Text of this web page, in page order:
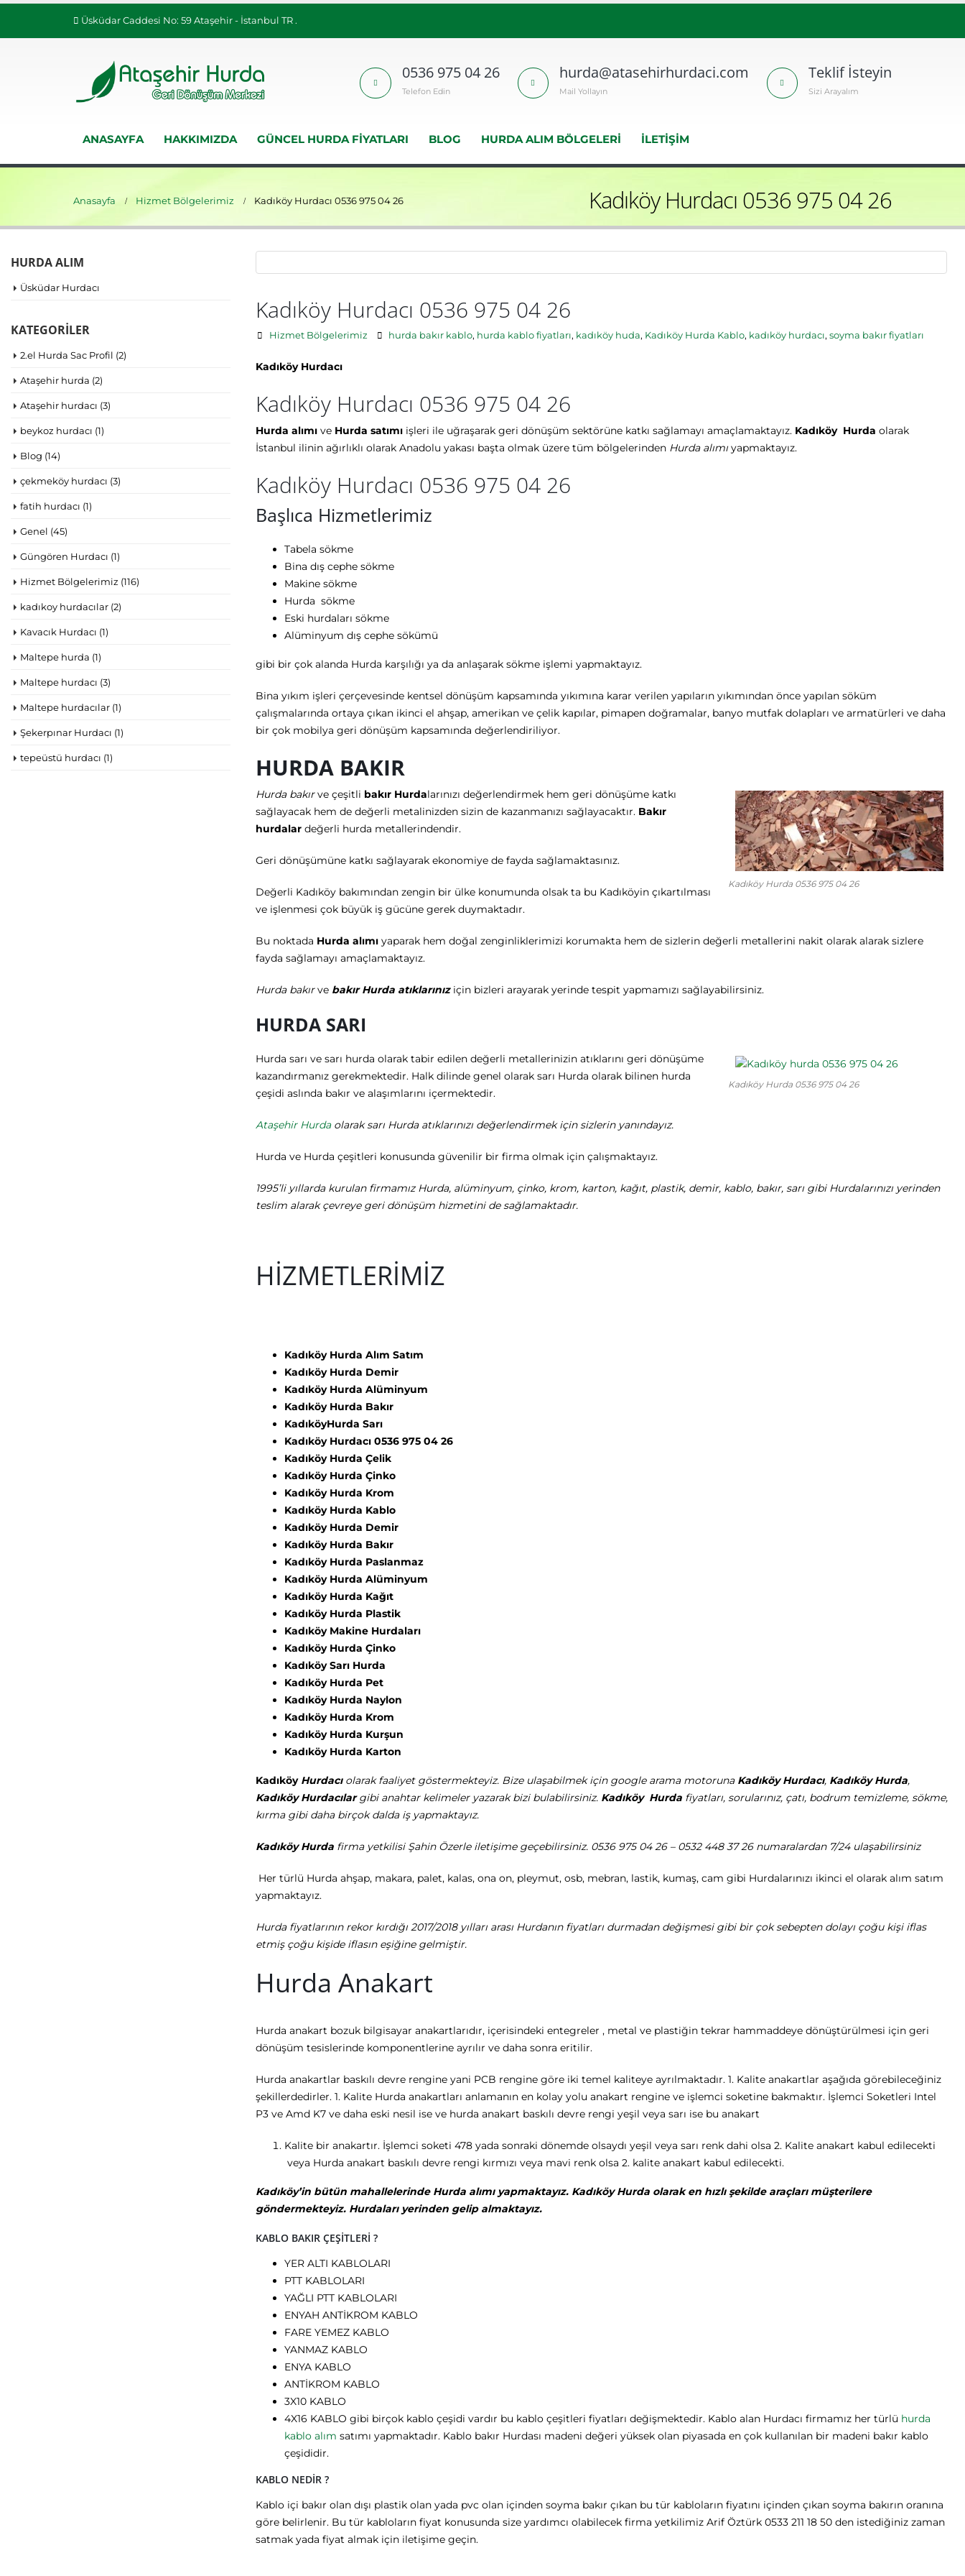
Üsküdar Caddesi No: 59 Ataşehir - İstanbul TR .
0536 975 04 26
Telefon Edin
hurda@atasehirhurdaci.com
Mail Yollayın
Teklif İsteyin
Sizi Arayalım
ANASAYFA HAKKIMIZDA GÜNCEL HURDA FIYATLARI BLOG HURDA ALIM BÖLGELERI İLETİŞİM
Kadıköy Hurdacı 0536 975 04 26
Anasayfa Hizmet Bölgelerimiz Kadıköy Hurdacı 0536 975 04 26
Kadıköy Hurdacı 0536 975 04 26
Hizmet Bölgelerimiz hurda bakır kablo, hurda kablo fiyatları, kadıköy huda, Kadıköy Hurda Kablo, kadıköy hurdacı,soyma bakır fiyatları
Kadıköy Hurdacı
Kadıköy Hurdacı 0536 975 04 26
Hurda alımı ve Hurda satımı işleri ile uğraşarak geri dönüşüm sektörüne katkı sağlamayı amaçlamaktayız. Kadıköy Hurda olarak
İstanbul ilinin ağırlıklı olarak Anadolu yakası başta olmak üzere tüm bölgelerinden Hurda alımı yapmaktayız.
Kadıköy Hurdacı 0536 975 04 26
Başlıca Hizmetlerimiz
Tabela sökme
Bina dış cephe sökme
Makine sökme
Hurda sökme
Eski hurdaları sökme
Alüminyum dış cephe sökümü
gibi bir çok alanda Hurda karşılığı ya da anlaşarak sökme işlemi yapmaktayız.
Bina yıkım işleri çerçevesinde kentsel dönüşüm kapsamında yıkımına karar verilen yapıların yıkımından önce yapılan söküm
çalışmalarında ortaya çıkan ikinci el ahşap, amerikan ve çelik kapılar, pimapen doğramalar, banyo mutfak dolapları ve armatürleri ve daha
bir çok mobilya geri dönüşüm kapsamında değerlendiriliyor.
HURDA BAKIR
Kadıköy Hurda 0536 975 04 26
Hurda bakırve çeşitli bakır Hurdalarınızı değerlendirmek hem geri dönüşüme katkı
sağlayacak hem de değerli metalinizden sizin de kazanmanızı sağlayacaktır. Bakır
hurdalar değerli hurda metallerindendir.
Geri dönüşümüne katkı sağlayarak ekonomiye de fayda sağlamaktasınız.
Değerli Kadıköy bakımından zengin bir ülke konumunda olsak ta bu Kadıköyin çıkartılması
ve işlenmesi çok büyük iş gücüne gerek duymaktadır.
Bu noktada Hurda alımı yaparak hem doğal zenginliklerimizi korumakta hem de sizlerin değerli metallerini nakit olarak alarak sizlere
fayda sağlamayı amaçlamaktayız.
Hurda bakırve bakır Hurda atıklarınıziçin bizleri arayarak yerinde tespit yapmamızı sağlayabilirsiniz.
HURDA SARI
Kadıköy Hurda 0536 975 04 26
Hurda sarı ve sarı hurda olarak tabir edilen değerli metallerinizin atıklarını geri dönüşüme
kazandırmanız gerekmektedir. Halk dilinde genel olarak sarı Hurda olarak bilinen hurda
çeşidi aslında bakır ve alaşımlarını içermektedir.
Ataşehir Hurdaolarak sarı Hurda atıklarınızı değerlendirmek için sizlerin yanındayız.
Hurda ve Hurda çeşitleri konusunda güvenilir bir firma olmak için çalışmaktayız.
1995’li yıllarda kurulan firmamız Hurda, alüminyum, çinko, krom, karton, kağıt, plastik, demir, kablo, bakır, sarı gibi Hurdalarınızı yerinden
teslim alarak çevreye geri dönüşüm hizmetini de sağlamaktadır.
HİZMETLERİMİZ
Kadıköy Hurda Alım Satım
Kadıköy Hurda Demir
Kadıköy Hurda Alüminyum
Kadıköy Hurda Bakır
KadıköyHurda Sarı
Kadıköy Hurdacı 0536 975 04 26
Kadıköy Hurda Çelik
Kadıköy Hurda Çinko
Kadıköy Hurda Krom
Kadıköy Hurda Kablo
Kadıköy Hurda Demir
Kadıköy Hurda Bakır
Kadıköy Hurda Paslanmaz
Kadıköy Hurda Alüminyum
Kadıköy Hurda Kağıt
Kadıköy Hurda Plastik
Kadıköy Makine Hurdaları
Kadıköy Hurda Çinko
Kadıköy Sarı Hurda
Kadıköy Hurda Pet
Kadıköy Hurda Naylon
Kadıköy Hurda Krom
Kadıköy Hurda Kurşun
Kadıköy Hurda Karton
KadıköyHurdacıolarak faaliyet göstermekteyiz. Bize ulaşabilmek için google arama motoruna Kadıköy Hurdacı, Kadıköy Hurda,
Kadıköy Hurdacılargibi anahtar kelimeler yazarak bizi bulabilirsiniz. Kadıköy Hurda fiyatları, sorularınız, çatı, bodrum temizleme, sökme,
kırma gibi daha birçok dalda iş yapmaktayız.
Kadıköy Hurda firma yetkilisi Şahin Özerle iletişime geçebilirsiniz. 0536 975 04 26 – 0532 448 37 26 numaralardan 7/24 ulaşabilirsiniz
Her türlü Hurda ahşap, makara, palet, kalas, ona on, pleymut, osb, mebran, lastik, kumaş, cam gibi Hurdalarınızı ikinci el olarak alım satım
yapmaktayız.
Hurda fiyatlarının rekor kırdığı 2017/2018 yılları arası Hurdanın fiyatları durmadan değişmesi gibi bir çok sebepten dolayı çoğu kişi iflas
etmiş çoğu kişide iflasın eşiğine gelmiştir.
Hurda Anakart
Hurda anakart bozuk bilgisayar anakartlarıdır, içerisindeki entegreler , metal ve plastiğin tekrar hammaddeye dönüştürülmesi için geri
dönüşüm tesislerinde komponentlerine ayrılır ve daha sonra eritilir.
Hurda anakartlar baskılı devre rengine yani PCB rengine göre iki temel kaliteye ayrılmaktadır. 1. Kalite anakartlar aşağıda görebileceğiniz
şekillerdedirler. 1. Kalite Hurda anakartları anlamanın en kolay yolu anakart rengine ve işlemci soketine bakmaktır. İşlemci Soketleri Intel
P3 ve Amd K7 ve daha eski nesil ise ve hurda anakart baskılı devre rengi yeşil veya sarı ise bu anakart
Kalite bir anakartır. İşlemci soketi 478 yada sonraki dönemde olsaydı yeşil veya sarı renk dahi olsa 2. Kalite anakart kabul edilecekti
veya Hurda anakart baskılı devre rengi kırmızı veya mavi renk olsa 2. kalite anakart kabul edilecekti.
Kadıköy’in bütün mahallelerinde Hurda alımı yapmaktayız. Kadıköy Hurda olarak en hızlı şekilde araçları müşterilere
göndermekteyiz. Hurdaları yerinden gelip almaktayız.
KABLO BAKIR ÇEŞİTLERİ ?
YER ALTI KABLOLARI
PTT KABLOLARI
YAĞLI PTT KABLOLARI
ENYAH ANTİKROM KABLO
FARE YEMEZ KABLO
YANMAZ KABLO
ENYA KABLO
ANTİKROM KABLO
3X10 KABLO
4X16 KABLO gibi birçok kablo çeşidi vardır bu kablo çeşitleri fiyatları değişmektedir. Kablo alan Hurdacı firmamız her türlü hurda
kablo alım satımı yapmaktadır. Kablo bakır Hurdası madeni değeri yüksek olan piyasada en çok kullanılan bir madeni bakır kablo
çeşididir.
KABLO NEDİR ?
Kablo içi bakır olan dışı plastik olan yada pvc olan içinden soyma bakır çıkan bu tür kabloların fiyatını içinden çıkan soyma bakırın oranına
göre belirlenir. Bu tür kabloların fiyat konusunda size yardımcı olabilecek firma yetkilimiz Arif Öztürk 0533 211 18 50 den istediğiniz zaman
satmak yada fiyat almak için iletişime geçin.
HURDA ALIM
Üsküdar Hurdacı
KATEGORILER
2.el Hurda Sac Profil (2)
Ataşehir hurda (2)
Ataşehir hurdacı (3)
beykoz hurdacı (1)
Blog (14)
çekmeköy hurdacı (3)
fatih hurdacı (1)
Genel (45)
Güngören Hurdacı (1)
Hizmet Bölgelerimiz (116)
kadıkoy hurdacılar (2)
Kavacık Hurdacı (1)
Maltepe hurda (1)
Maltepe hurdacı (3)
Maltepe hurdacılar (1)
Şekerpınar Hurdacı (1)
tepeüstü hurdacı (1)